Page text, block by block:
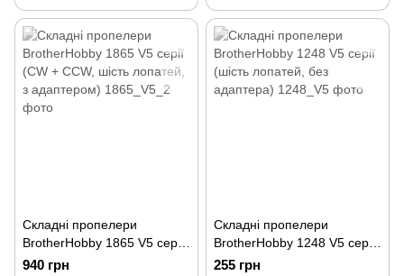
Складні пропелери
BrotherHobby 1865 V5 серії
(CW + CCW, шість лопатей,
940 грн
Складні пропелери
BrotherHobby 1248 V5 серії
(шість лопатей, без
255 грн